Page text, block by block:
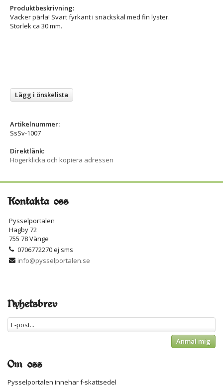
Produktbeskrivning:
Vacker pärla! Svart fyrkant i snäckskal med fin lyster.
Storlek ca 30 mm.
Lägg i önskelista
Artikelnummer:
SsSv-1007
Direktlänk:
Högerklicka och kopiera adressen
Kontakta oss
Pysselportalen
Hagby 72
755 78 Vänge
0706772270 ej sms
info@pysselportalen.se
Nyhetsbrev
Anmäl mig
Om oss
Pysselportalen innehar f-skattsedel